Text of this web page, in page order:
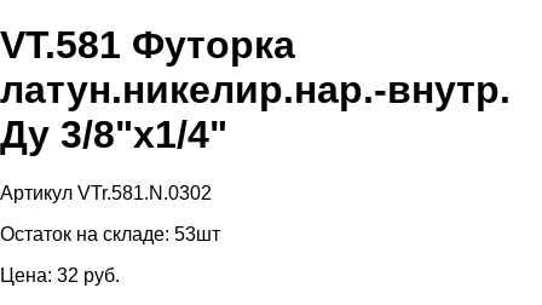
VT.581 Футорка
латун.никелир.нар.-внутр.
Ду 3/8"х1/4"
Артикул VTr.581.N.0302
Остаток на складе: 53шт
Цена: 32 pуб.